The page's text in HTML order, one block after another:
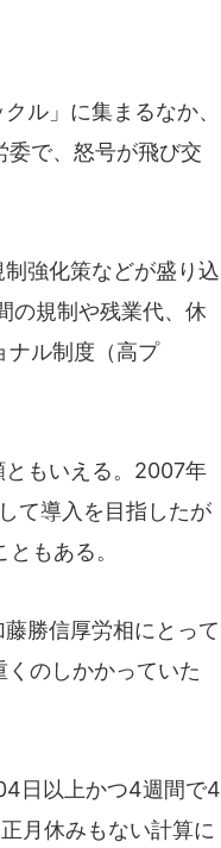
ル」に集まるなか、
で、怒号が飛び交
強化策などが盛り込
の規制や残業代、休
ナル制度（高プ
もいえる。2007年
て導入を目指したが
もある。
勝信厚労相にとって
のしかかっていた
日以上かつ4週間で4
月休みもない計算に